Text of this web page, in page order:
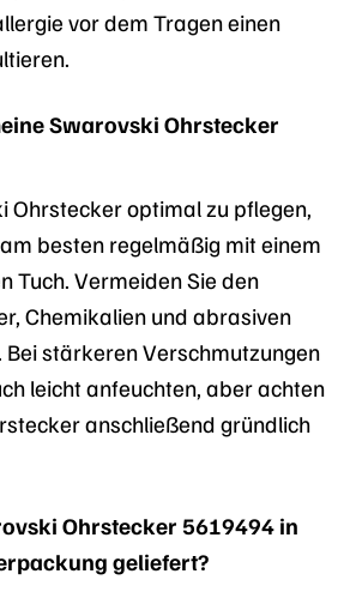
vor dem Tragen einen
Swarovski Ohrstecker
Ohrstecker optimal zu pflegen,
besten regelmäßig mit einem
Tuch. Vermeiden Sie den
Chemikalien und abrasiven
Bei stärkeren Verschmutzungen
leicht anfeuchten, aber achten
anschließend gründlich
Ohrstecker 5619494 in
geliefert?